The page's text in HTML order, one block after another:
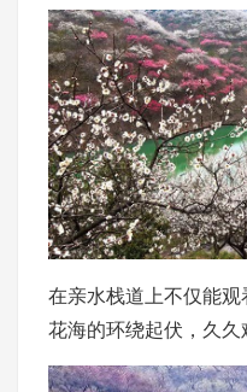
在亲水栈道上不仅能
花海的环绕起伏，久久